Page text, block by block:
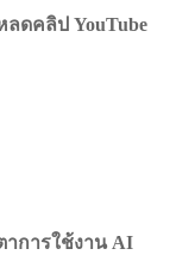
ลดคลิป YouTube
าการใช้งาน AI